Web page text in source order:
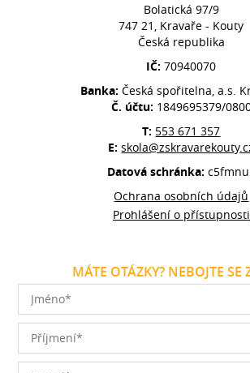
Bolatická 97/9
747 21, Kravaře - Kouty
Česká republika
IČ:70940070
Banka:Česká spořitelna, a.s.
Č. účtu: 1849695379/
T: 553 671 357
E:
Datová schránka:
Ochrana osobních údajů
Prohlášení o přístupnosti
MÁTE OTÁZKY? NEBOJTE SE